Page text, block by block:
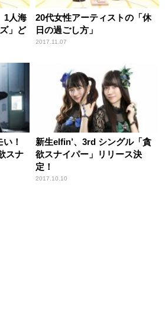
1人海
」ど
20代女性アーティストの「休
日の過ごし方」
2017.11.07
！
スナ
新生elfin’、3rd シングル「貪
欲スナイパー」リリース決
定！
2017.10.10